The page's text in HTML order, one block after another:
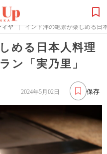
ヤ | インド洋の絶景が楽しめる日
める日本人料理
ン「実乃里」
保存
2024年5月02日